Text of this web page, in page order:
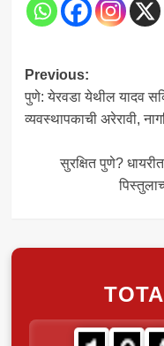
Post
navigation
Previous:
पुणे: येरवडा येथील यादव
व्यवस्थापकाची अरेरावी,
सुरक्षित पुणे?